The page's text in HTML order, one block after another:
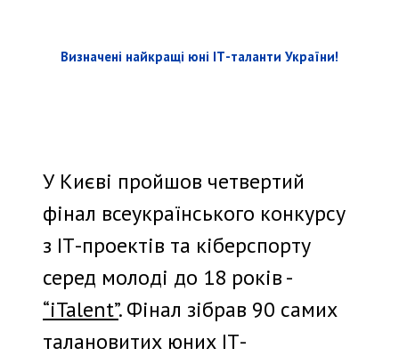
Визначені найкращі юні ІТ-таланти України!
У Києві пройшов четвертий
фінал всеукраїнського конкурсу
з ІТ-проектів та кіберспорту
серед молоді до 18 років -
“iTalent”. Фінал зібрав 90 самих
талановитих юних ІТ-